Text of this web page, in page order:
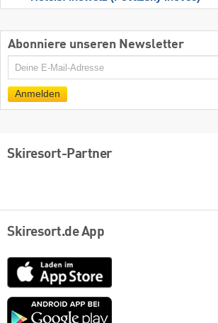
Abonniere unseren Newsletter
E-
Anmelden
Skiresort-Partner
Skiresort.de App
App
Store
Google